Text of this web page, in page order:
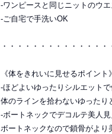
-ワンピースと同じニットのウ
-ご自宅で手洗いOK
・・・・・・・・・・・・・・
《体をきれいに見せるポイント》
-ほどよいゆったりシルエット
体のラインを拾わないゆったり
-ボートネックでデコルテ美人見
ボートネックなので鎖骨がより